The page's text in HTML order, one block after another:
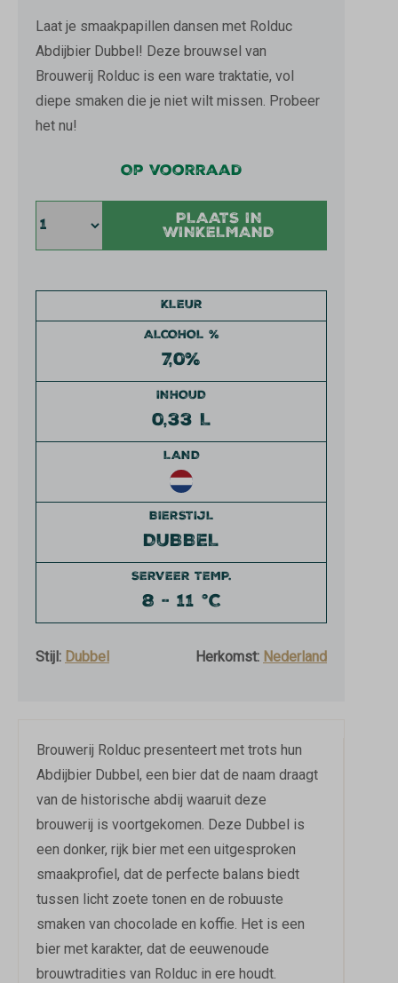
Laat je smaakpapillen dansen met Rolduc
Abdijbier Dubbel! Deze brouwsel van
Brouwerij Rolduc is een ware traktatie, vol
diepe smaken die je niet wilt missen. Probeer
het nu!
KLEUR
ALCOHOL %
7,0%
INHOUD
0,33 L
LAND
BIERSTIJL
DUBBEL
SERVEER TEMP.
8 - 11 °C
Stijl: Dubbel Herkomst: Nederland
Op voorraad
PLAATS IN
WINKELMAND
Brouwerij Rolduc presenteert met trots hun
Abdijbier Dubbel, een bier dat de naam draagt
van de historische abdij waaruit deze
brouwerij is voortgekomen. Deze Dubbel is
een donker, rijk bier met een uitgesproken
smaakprofiel, dat de perfecte balans biedt
tussen licht zoete tonen en de robuuste
smaken van chocolade en koffie. Het is een
bier met karakter, dat de eeuwenoude
brouwtradities van Rolduc in ere houdt.